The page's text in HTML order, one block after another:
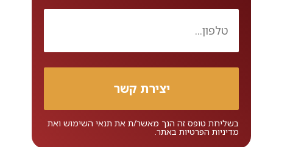
בשליחת טופס זה הנך מאשר/ת את תנאי השימושואת
מדיניות הפרטיותבאתר.